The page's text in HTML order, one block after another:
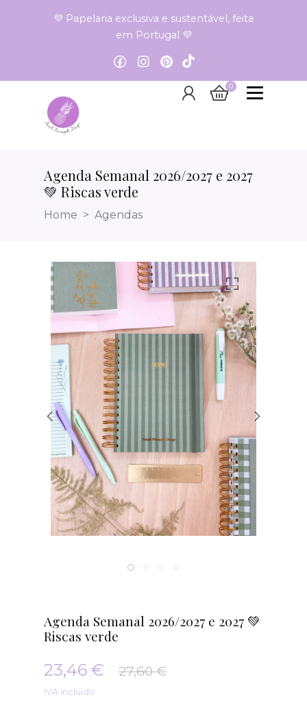
💜 Papelaria exclusiva e sustentável, feita
em Portugal 💜
0
Agenda Semanal 2026/2027 e 2027
💚 Riscas verde
Home Agendas
Agenda Semanal 2026/2027 e 2027 💚
Riscas verde
23,46 € 27,60 €
IVA incluído.